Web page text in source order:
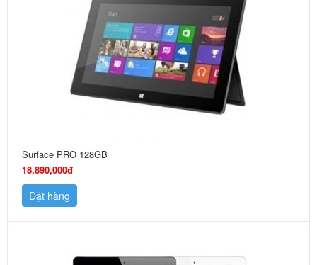
Surface PRO 128GB
18,890,000đ
Đặt hàng